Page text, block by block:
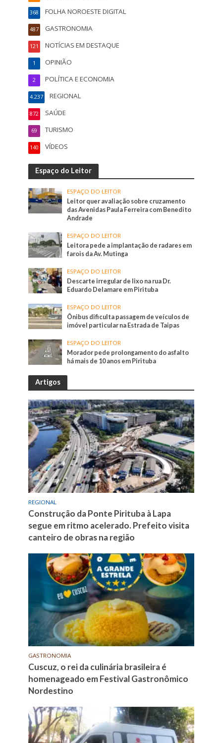
FOLHA NOROESTE DIGITAL
368
GASTRONOMIA
487
NOTÍCIAS EM DESTAQUE
121
OPINIÃO
1
POLÍTICA E ECONOMIA
2
REGIONAL
4.237
SAÚDE
872
TURISMO
69
VÍDEOS
140
Espaço do Leitor
ESPAÇO DO LEITOR
Leitor quer avaliação sobre cruzamento
das Avenidas Paula Ferreira com Benedito
Andrade
ESPAÇO DO LEITOR
Leitora pede a implantação de radares em
farois da Av. Mutinga
ESPAÇO DO LEITOR
Descarte irregular de lixo na rua Dr.
Eduardo Delamare em Pirituba
ESPAÇO DO LEITOR
Ônibus dificulta passagem de veículos de
imóvel particular na Estrada de Taipas
ESPAÇO DO LEITOR
Morador pede prolongamento do asfalto
há mais de 10 anos em Pirituba
Artigos
REGIONAL
Construção da Ponte Pirituba à Lapa
segue em ritmo acelerado. Prefeito visita
canteiro de obras na região
GASTRONOMIA
Cuscuz, o rei da culinária brasileira é
homenageado em Festival Gastronômico
Nordestino